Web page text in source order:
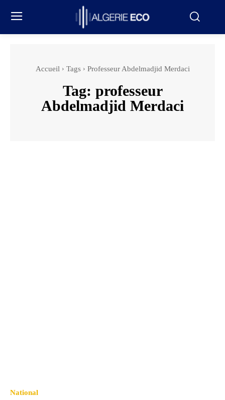
Accueil Tags Professeur Abdelmadjid Merdaci
Tag: professeur
Abdelmadjid Merdaci
National